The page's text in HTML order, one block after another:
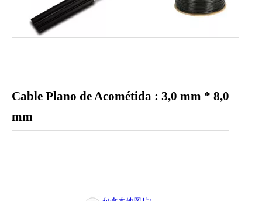
Cable Plano de Acométida : 3,0 mm * 8,0
mm